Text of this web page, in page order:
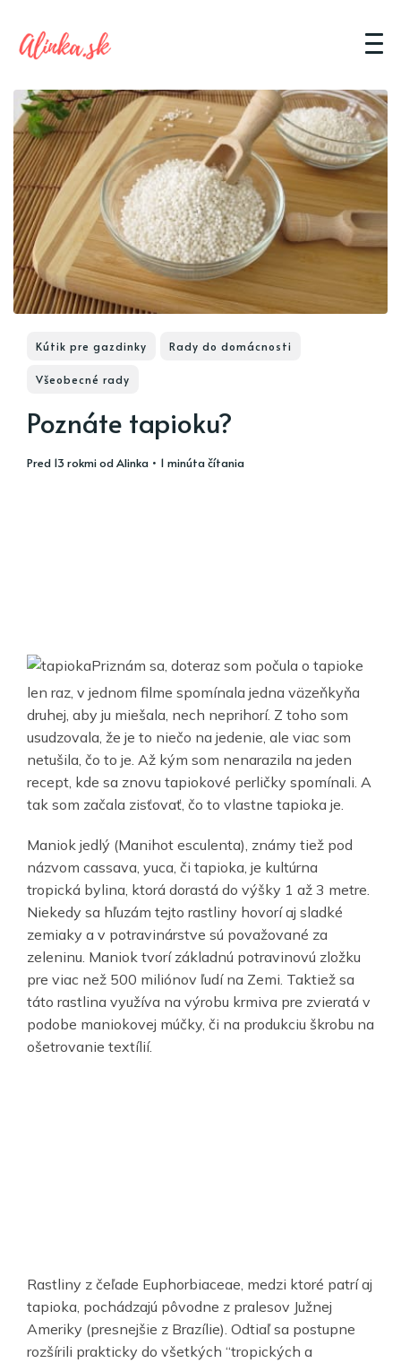
Kútik pre gazdinky Rady do domácnosti
Všeobecné rady
Poznáte tapioku?
pred 13 rokmiodAlinka • 1 minúta čítania
Priznám sa, doteraz som počula o tapioke
len raz, v jednom filme spomínala jedna väzeňkyňa
druhej, aby ju miešala, nech neprihorí. Z toho som
usudzovala, že je to niečo na jedenie, ale viac som
netušila, čo to je. Až kým som nenarazila na jeden
recept, kde sa znovu tapiokové perličky spomínali. A
tak som začala zisťovať, čo to vlastne tapioka je.
Maniok jedlý (Manihot esculenta), známy tiež pod
názvom cassava, yuca, či tapioka, je kultúrna
tropická bylina, ktorá dorastá do výšky 1 až 3 metre.
Niekedy sa hľuzám tejto rastliny hovorí aj sladké
zemiaky a v potravinárstve sú považované za
zeleninu. Maniok tvorí základnú potravinovú zložku
pre viac než 500 miliónov ľudí na Zemi. Taktiež sa
táto rastlina využíva na výrobu krmiva pre zvieratá v
podobe maniokovej múčky, či na produkciu škrobu na
ošetrovanie textílií.
Rastliny z čeľade Euphorbiaceae, medzi ktoré patrí aj
tapioka, pochádzajú pôvodne z pralesov Južnej
Ameriky (presnejšie z Brazílie). Odtiaľ sa postupne
rozšírili prakticky do všetkých “tropických a